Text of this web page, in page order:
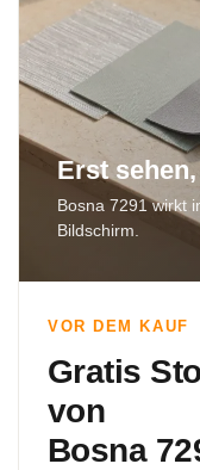
Erst
Bosna 7291 wirkt
Bildschirm.
VOR DEM KAUF
Gratis
von
Bosna